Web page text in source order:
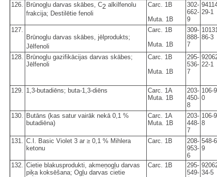
126. Brūnogļu darvas skābes, C2 alkilfenolu
frakcija; Destilētie fenoli
Carc. 1B
Muta. 1B
302-
662-
9
29-1
127.
Brūnogļu darvas skābes, jēlprodukts;
Jēlfenoli
Carc. 1B
Muta. 1B
309-
888-
7
86-3
128.
Brūnogļu gazifikācijas darvas skābes;
Jēlfenoli
Carc. 1B
Muta. 1B
295-
536-
7
22-1
129. 1,3-butadiēns; buta-1,3-diēns
Carc. 1A
Muta. 1B
203-
450-
8
106-
0
130.
Butāns (kas satur vairāk nekā 0,1 %
butadiēna)
Carc. 1A
Muta. 1B
203-
448-
7
106-
8
131.
C.I. Basic Violet 3 ar ≥ 0,1 % Mihlera
ketonu
Carc. 1B
208-
953-
6
548-
9
132.
Cietie blakusprodukti, akmeņogļu darvas
piķa koksēšana; Ogļu darvas cietie
Carc. 1B
295-
549- 34-5